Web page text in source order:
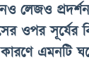
লেজও
ওপর সূর্যের
এমনটি